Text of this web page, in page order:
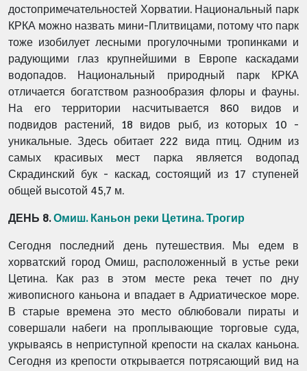
достопримечательностей Хорватии. Национальный парк
КРКА можно назвать мини-Плитвицами, потому что парк
тоже изобилует лесными прогулочными тропинками и
радующими глаз крупнейшими в Европе каскадами
водопадов. Национальный природный парк КРКА
отличается богатством разнообразия флоры и фауны.
На его территории насчитывается 860 видов и
подвидов растений, 18 видов рыб, из которых 10 -
уникальные. Здесь обитает 222 вида птиц. Одним из
самых красивых мест парка является водопад
Скрадинский бук - каскад, состоящий из 17 ступеней
общей высотой 45,7 м.
ДЕНЬ 8.Омиш. Каньон реки Цетина. Трогир
Сегодня последний день путешествия. Мы едем в
хорватский город Омиш, расположенный в устье реки
Цетина. Как раз в этом месте река течет по дну
живописного каньона и впадает в Адриатическое море.
В старые времена это место облюбовали пираты и
совершали набеги на проплывающие торговые суда,
укрываясь в неприступной крепости на скалах каньона.
Сегодня из крепости открывается потрясающий вид на